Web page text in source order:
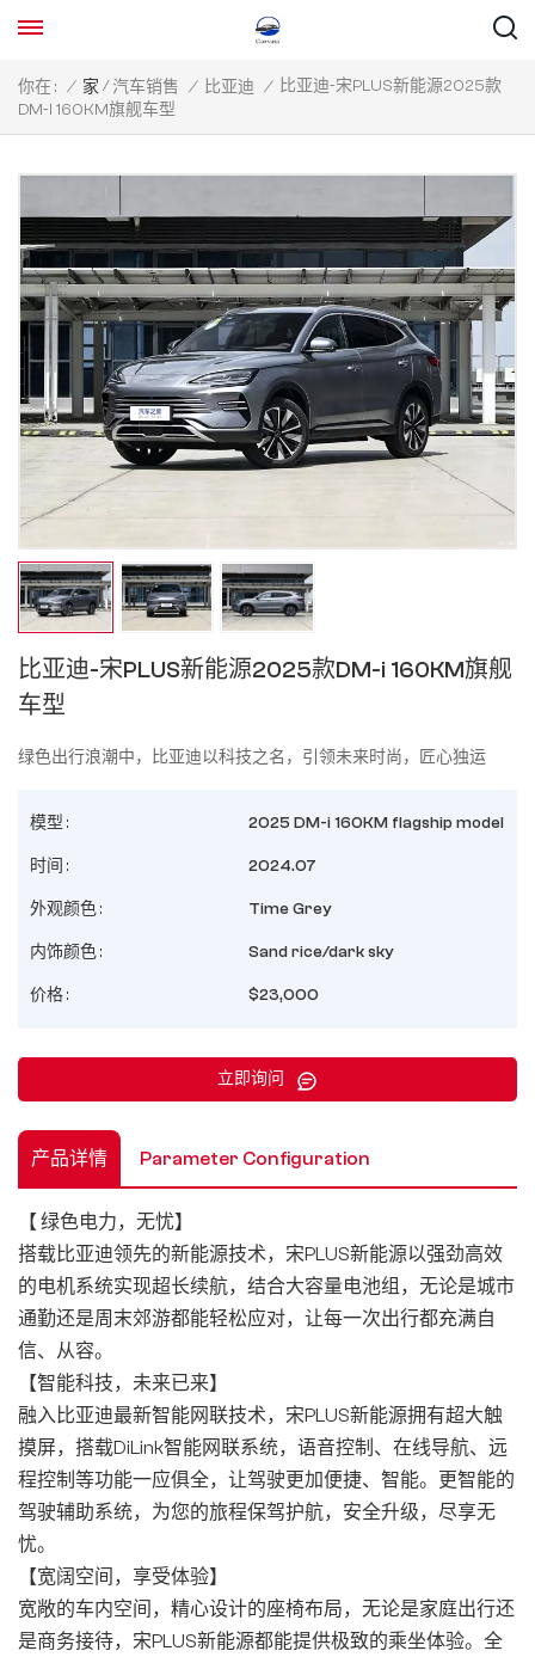
你在 : / 家 / 汽车销售 / 比亚迪 / 比亚迪-宋PLUS新能源2025款
DM-I 160KM旗舰车型
比亚迪-宋PLUS新能源2025款DM-i 160KM旗舰
车型
绿色出行浪潮中，比亚迪以科技之名，引领未来时尚，匠心独运
模型 : 2025 DM-i 160KM flagship model
时间 : 2024.07
外观颜色 : Time Grey
内饰颜色 : Sand rice/dark sky
价格 : $23,000
立即询问
产品详情 Parameter Configuration
【 绿色电力，无忧】
搭载比亚迪领先的新能源技术，宋PLUS新能源以强劲高效
的电机系统实现超长续航，结合大容量电池组，无论是城市
通勤还是周末郊游都能轻松应对，让每一次出行都充满自
信、从容。
【智能科技，未来已来】
融入比亚迪最新智能网联技术，宋PLUS新能源拥有超大触
摸屏，搭载DiLink智能网联系统，语音控制、在线导航、远
程控制等功能一应俱全，让驾驶更加便捷、智能。更智能的
驾驶辅助系统，为您的旅程保驾护航，安全升级，尽享无
忧。
【宽阔空间，享受体验】
宽敞的车内空间，精心设计的座椅布局，无论是家庭出行还
是商务接待，宋PLUS新能源都能提供极致的乘坐体验。全